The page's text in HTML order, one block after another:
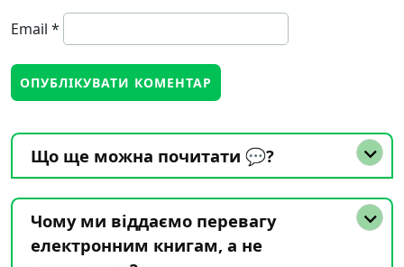
Email *
Що ще можна почитати 💬?
Чому ми віддаємо перевагу
електронним книгам, а не